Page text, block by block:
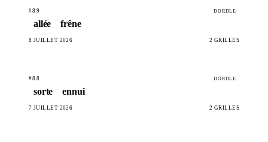
#89 DORDLE
allée frêne
8 JUILLET 2026 2 GRILLES
#88 DORDLE
sorte ennui
7 JUILLET 2026 2 GRILLES